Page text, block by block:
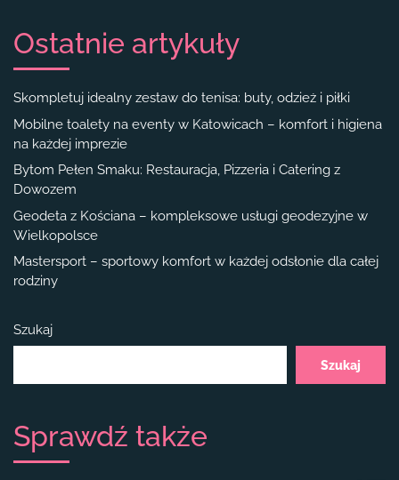
Ostatnie artykuły
Skompletuj idealny zestaw do tenisa: buty, odzież i piłki
Mobilne toalety na eventy w Katowicach – komfort i higiena
na każdej imprezie
Bytom Pełen Smaku: Restauracja, Pizzeria i Catering z
Dowozem
Geodeta z Kościana – kompleksowe usługi geodezyjne w
Wielkopolsce
Mastersport – sportowy komfort w każdej odsłonie dla całej
rodziny
Szukaj
Szukaj
Sprawdź także